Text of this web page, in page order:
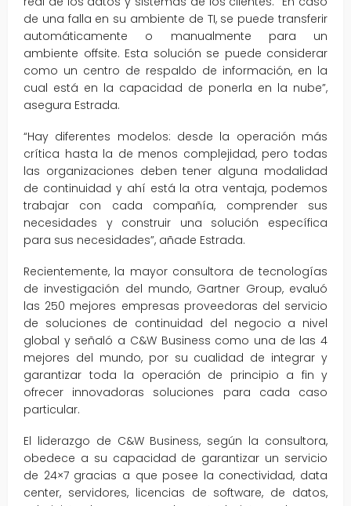
de una falla en su ambiente de TI, se puede transferir
automáticamente o manualmente para un
ambiente offsite. Esta solución se puede considerar
como un centro de respaldo de información, en la
cual está en la capacidad de ponerla en la nube”,
asegura Estrada.
“Hay diferentes modelos: desde la operación más
crítica hasta la de menos complejidad, pero todas
las organizaciones deben tener alguna modalidad
de continuidad y ahí está la otra ventaja, podemos
trabajar con cada compañía, comprender sus
necesidades y construir una solución específica
para sus necesidades”, añade Estrada.
Recientemente, la mayor consultora de tecnologías
de investigación del mundo, Gartner Group, evaluó
las 250 mejores empresas proveedoras del servicio
de soluciones de continuidad del negocio a nivel
global y señaló a C&W Business como una de las 4
mejores del mundo, por su cualidad de integrar y
garantizar toda la operación de principio a fin y
ofrecer innovadoras soluciones para cada caso
particular.
El liderazgo de C&W Business, según la consultora,
obedece a su capacidad de garantizar un servicio
de 24×7 gracias a que posee la conectividad, data
center, servidores, licencias de software, de datos,